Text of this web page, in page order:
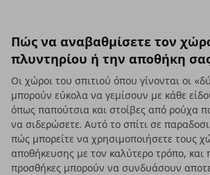
Πώς να αναβαθμίσετε τον
πλυντηρίου ή την αποθήκη
Οι χώροι του σπιτιού όπου γίνονται οι
μπορούν εύκολα να γεμίσουν με κάθε
όπως παπούτσια και στοίβες από ρούχα
να σιδερώσετε. Αυτό το σπίτι σε
πώς μπορείτε να χρησιμοποιήσετε τους
αποθήκευσης με τον καλύτερο τρόπο, και
προσθήκες μπορούν να συνδυάσουν